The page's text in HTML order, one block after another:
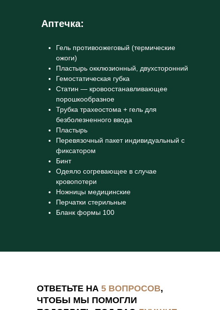
Гель противоожеговый (термические
ожоги)
Пластырь окклюзионный, двухсторонний
Гемостатическая губка
Статин — кровоостанавливающее
порошкообразное
Трубка трахеостома + гель для
безболезненного ввода
Пластырь
Перевязочный пакет индивидуальный с
фиксатором
Бинт
Одеяло согревающее в случае
кровопотери
Ножницы медицинские
Перчатки стерильные
Бланк формы 100
Аптечка:
ОТВЕТЬТЕ НА 5 ВОПРОСОВ,
ЧТОБЫ МЫ ПОМОГЛИ